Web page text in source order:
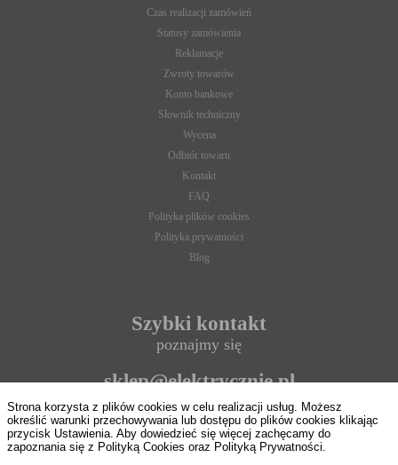
Strona korzysta z plików cookies w celu realizacji usług. Możesz
określić warunki przechowywania lub dostępu do plików cookies klikając
przycisk Ustawienia. Aby dowiedzieć się więcej zachęcamy do
zapoznania się z Polityką Cookies oraz Polityką Prywatności.
Czas realizacji zamówień
Statusy zamówienia
Reklamacje
Zwroty towarów
Konto bankowe
Słownik techniczny
Wycena
Odbiór towaru
Kontakt
FAQ
Polityka plików cookies
Polityka prywatności
Blog
Szybki kontakt
poznajmy się
sklep@elektrycznie.pl
693 897 124